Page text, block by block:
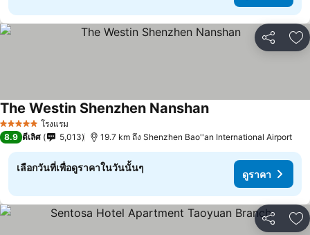
แชร์ เ
5 ดาว โรงแรม
The Westin Shenzhen Nanshanดูราคา
8.9 ดีเลิศ 5,013 19.7 km ถึง Shenzhen Bao''an International Airport
เลือกวันที่เพื่อดูราคาในวันนั้นๆ
ดูราคา
แชร์ เ